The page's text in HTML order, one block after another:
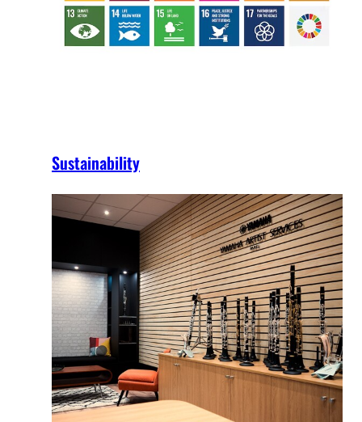
Sustainability